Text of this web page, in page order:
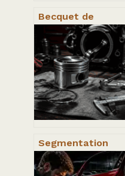
Becquet de
voiture : 3
critères de
performance et
règles
d’homologation
pour un choix
réussi
Segmentation
moteur : 4
critères de prix